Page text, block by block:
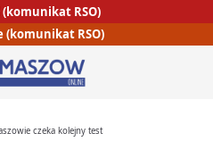
(komunikat RSO)
(komunikat RSO)
czeka kolejny test